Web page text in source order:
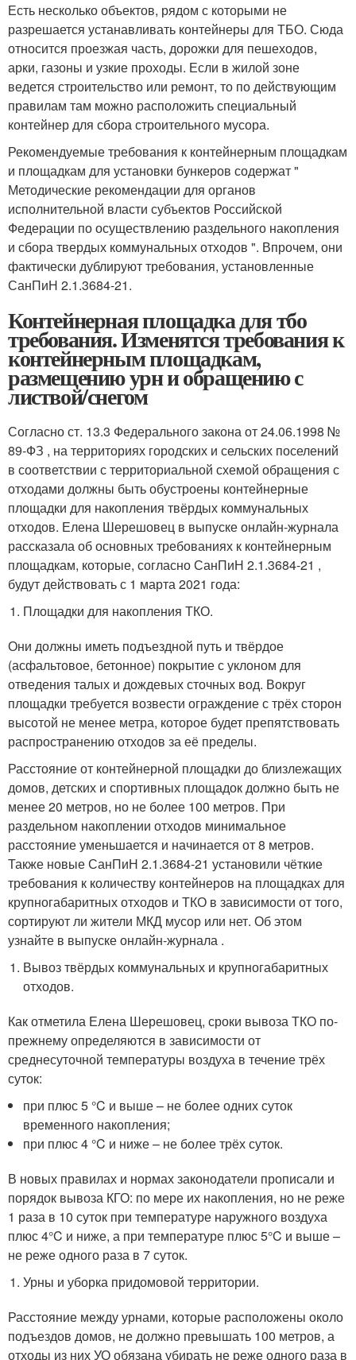
Есть несколько объектов, рядом с которыми не
разрешается устанавливать контейнеры для ТБО. Сюда
относится проезжая часть, дорожки для пешеходов,
арки, газоны и узкие проходы. Если в жилой зоне
ведется строительство или ремонт, то по действующим
правилам там можно расположить специальный
контейнер для сбора строительного мусора.
Рекомендуемые требования к контейнерным площадкам
и площадкам для установки бункеров содержат "
Методические рекомендации для органов
исполнительной власти субъектов Российской
Федерации по осуществлению раздельного накопления
и сбора твердых коммунальных отходов ". Впрочем, они
фактически дублируют требования, установленные
СанПиН 2.1.3684-21.
Контейнерная площадка для тбо
требования. Изменятся требования к
контейнерным площадкам,
размещению урн и обращению с
листвой/снегом
Согласно ст. 13.3 Федерального закона от 24.06.1998 №
89-ФЗ , на территориях городских и сельских поселений
в соответствии с территориальной схемой обращения с
отходами должны быть обустроены контейнерные
площадки для накопления твёрдых коммунальных
отходов. Елена Шерешовец в выпуске онлайн-журнала
рассказала об основных требованиях к контейнерным
площадкам, которые, согласно СанПиН 2.1.3684-21 ,
будут действовать с 1 марта 2021 года:
Площадки для накопления ТКО.
Они должны иметь подъездной путь и твёрдое
(асфальтовое, бетонное) покрытие с уклоном для
отведения талых и дождевых сточных вод. Вокруг
площадки требуется возвести ограждение с трёх сторон
высотой не менее метра, которое будет препятствовать
распространению отходов за её пределы.
Расстояние от контейнерной площадки до близлежащих
домов, детских и спортивных площадок должно быть не
менее 20 метров, но не более 100 метров. При
раздельном накоплении отходов минимальное
расстояние уменьшается и начинается от 8 метров.
Также новые СанПиН 2.1.3684-21 установили чёткие
требования к количеству контейнеров на площадках для
крупногабаритных отходов и ТКО в зависимости от того,
сортируют ли жители МКД мусор или нет. Об этом
узнайте в выпуске онлайн-журнала .
Вывоз твёрдых коммунальных и крупногабаритных
отходов.
Как отметила Елена Шерешовец, сроки вывоза ТКО по-
прежнему определяются в зависимости от
среднесуточной температуры воздуха в течение трёх
суток:
при плюс 5 °C и выше – не более одних суток
временного накопления;
при плюс 4 °C и ниже – не более трёх суток.
В новых правилах и нормах законодатели прописали и
порядок вывоза КГО: по мере их накопления, но не реже
1 раза в 10 суток при температуре наружного воздуха
плюс 4°C и ниже, а при температуре плюс 5°C и выше –
не реже одного раза в 7 суток.
Урны и уборка придомовой территории.
Расстояние между урнами, которые расположены около
подъездов домов, не должно превышать 100 метров, а
отходы из них УО обязана убирать не реже одного раза в